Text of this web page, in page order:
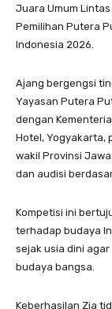
Juara Umum
Pemilihan Putera
Indonesia 2026.
Ajang bergengsi
Yayasan Putera
dengan
Hotel, Yogyakarta,
wakil Provinsi
dan audisi
Kompetisi ini
terhadap budaya
sejak usia dini
budaya bangsa.
Keberhasilan Zia